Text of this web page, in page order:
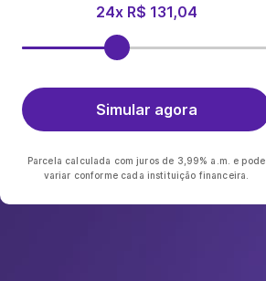
24x R$ 131,04
Simular agora
Parcela calculada com juros de 3,99% a.m. e pode
variar conforme cada instituição financeira.